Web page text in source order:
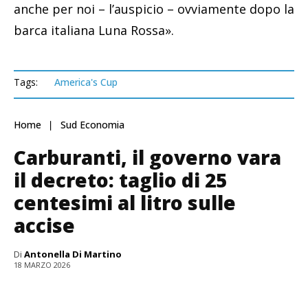
anche per noi – l’auspicio – ovviamente dopo la
barca italiana Luna Rossa».
Tags: America's Cup
Home Sud Economia
Carburanti, il governo vara
il decreto: taglio di 25
centesimi al litro sulle
accise
Di Antonella Di Martino
18 MARZO 2026